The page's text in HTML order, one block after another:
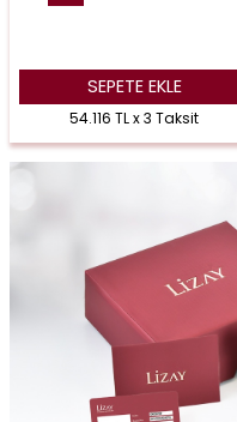
SEPETE EKLE
54.116 TL x 3 Taksit